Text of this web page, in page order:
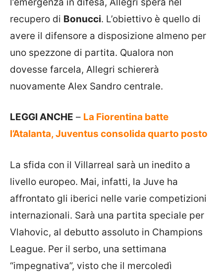
recupero di Bonucci. L’obiettivo è quello di
avere il difensore a disposizione almeno per
uno spezzone di partita. Qualora non
dovesse farcela, Allegri schiererà
nuovamente Alex Sandro centrale.
LEGGI ANCHE – La Fiorentina batte
l’Atalanta, Juventus consolida quarto posto
La sfida con il Villarreal sarà un inedito a
livello europeo. Mai, infatti, la Juve ha
affrontato gli iberici nelle varie competizioni
internazionali. Sarà una partita speciale per
Vlahovic, al debutto assoluto in Champions
League. Per il serbo, una settimana
“impegnativa”, visto che il mercoledì